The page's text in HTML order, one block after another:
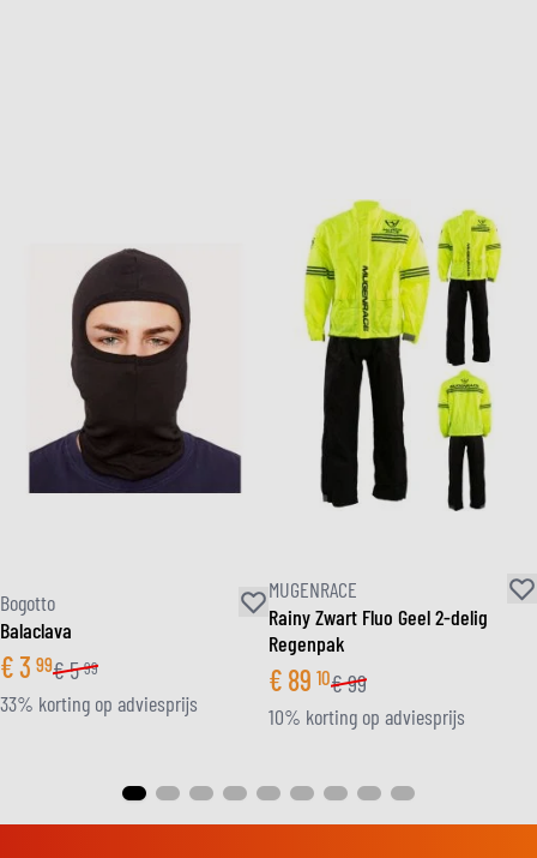
Bogotto
Balaclava
€3 99€5 99
33% korting op adviesprijs
MUGENRACE
Rainy Zwart Fluo Geel 2-delig
Regenpak
€ 89 10€99
10% korting op adviesprijs